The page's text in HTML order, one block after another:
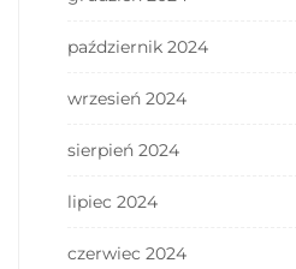
październik 2024
wrzesień 2024
sierpień 2024
lipiec 2024
czerwiec 2024